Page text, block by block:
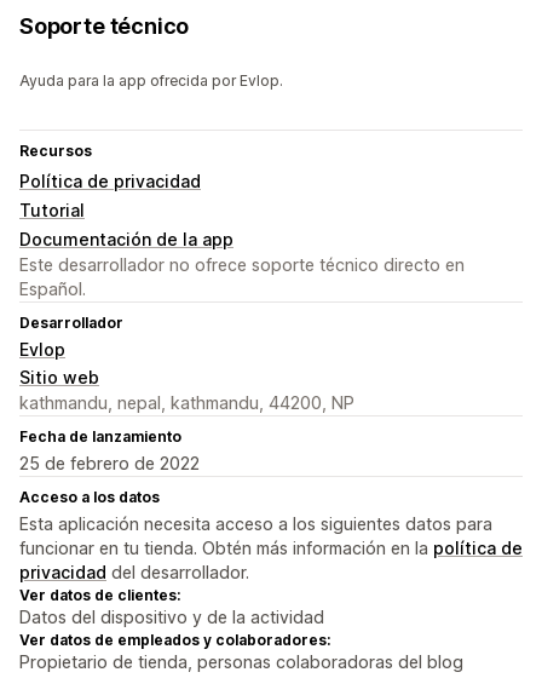
Soporte técnico
Ayuda para la app ofrecida por Evlop.
Recursos
Política de privacidad
Tutorial
Documentación de la app
Este desarrollador no ofrece soporte técnico directo en
Español.
Desarrollador
Evlop
Sitio web
kathmandu, nepal, kathmandu, 44200, NP
Fecha de lanzamiento
25 de febrero de 2022
Acceso a los datos
Esta aplicación necesita acceso a los siguientes datos para
funcionar en tu tienda. Obtén más información en la política de
privacidad del desarrollador.
Ver datos de clientes:
Datos del dispositivo y de la actividad
Ver datos de empleados y colaboradores:
Propietario de tienda, personas colaboradoras del blog